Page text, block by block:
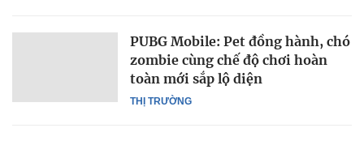
THỊ TRƯỜNG
PUBG Mobile: Pet đồng hành, chó
zombie cùng chế độ chơi hoàn
toàn mới sắp lộ diện